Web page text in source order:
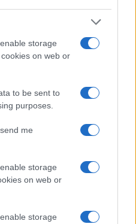
storage
on web or
to be sent to
purposes.
me
storage
on web or
storage
των «αντοχών» του ΝΑΤΟ
αποθέματα όπλων
επιθέσεων
και απεργίες
διαρροής θεμάτων